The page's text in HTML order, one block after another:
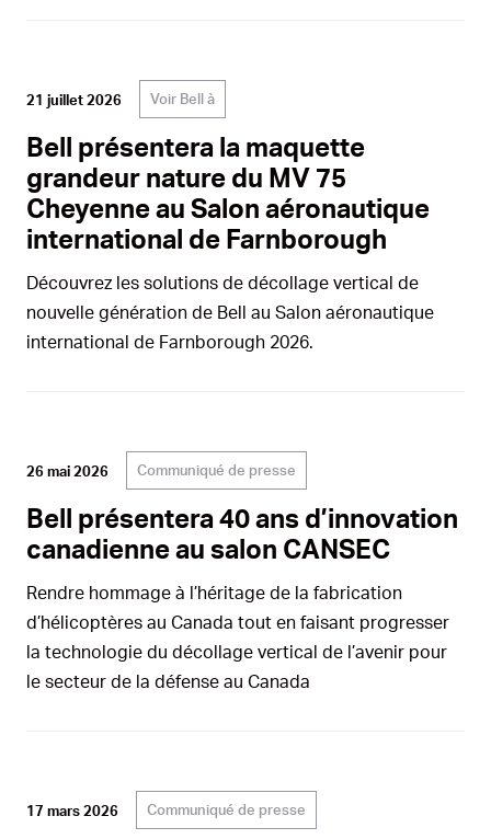
21 juillet 2026 Voir Bell à
Bell présentera la maquette
grandeur nature du MV 75
Cheyenne au Salon aéronautique
international de Farnborough
Découvrez les solutions de décollage vertical de
nouvelle génération de Bell au Salon aéronautique
international de Farnborough 2026.
26 mai 2026 Communiqué de presse
Bell présentera 40 ans d’innovation
canadienne au salon CANSEC
Rendre hommage à l’héritage de la fabrication
d’hélicoptères au Canada tout en faisant progresser
la technologie du décollage vertical de l’avenir pour
le secteur de la défense au Canada
17 mars 2026 Communiqué de presse